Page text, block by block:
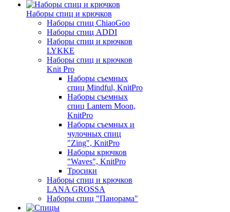
Наборы спиц и крючков
Наборы спиц ChiaoGoo
Наборы спиц ADDI
Наборы спиц и крючков
LYKKE
Наборы спиц и крючков
Knit Pro
Наборы съемных
спиц Mindful, KnitPro
Наборы съемных
спиц Lantern Moon,
KnitPro
Наборы съемных и
чулочных спиц
"Zing", KnitPro
Наборы крючков
"Waves", KnitPro
Тросики
Наборы спиц и крючков
LANA GROSSA
Наборы спиц "Панорама"